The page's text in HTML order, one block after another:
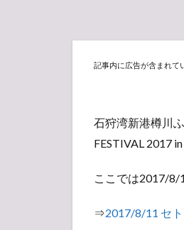
記事内に広告が含まれて
石狩湾新港樽川
FESTIVAL 2017
ここでは2017/8/
⇒2017/8/11 セ